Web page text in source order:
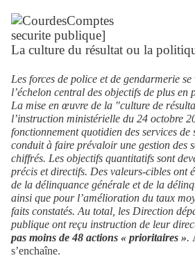
La culture du résultat ou la
Les forces de police et de gendarmerie
l’échelon central des objectifs de plus en
La mise en œuvre de la "culture de
l’instruction ministérielle du 24 octobre
fonctionnement quotidien des services
conduit à faire prévaloir une gestion des
chiffrés. Les objectifs quantitatifs sont
précis et directifs. Des valeurs-cibles ont
de la délinquance générale et de la
ainsi que pour l’amélioration du taux
faits constatés. Au total, les Direction
publique ont reçu instruction de leur
pas moins de 48 actions « prioritaires ».
s’enchaîne.